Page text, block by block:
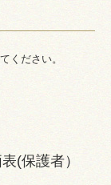
ください。
(保護者）